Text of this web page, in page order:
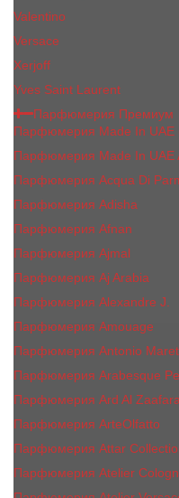
Valentino
Versace
Xerjoff
Yves Saint Laurent
Парфюмерия Премиум
Парфюмерия Made In UAE
Парфюмерия Made In UAE
Парфюмерия Acqua Di
Парфюмерия Adisha
Парфюмерия Afnan
Парфюмерия Ajmal
Парфюмерия Aj Arabia
Парфюмерия Alexandre J.
Парфюмерия Amouage
Парфюмерия Antonio
Парфюмерия Arabesque
Парфюмерия Ard Al
Парфюмерия ArteOlfatto
Парфюмерия Attar
Парфюмерия Atelier